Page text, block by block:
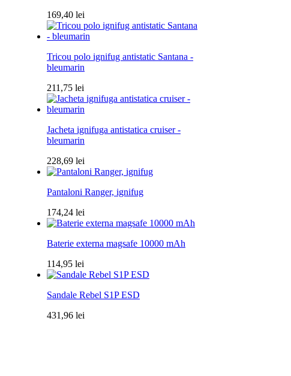
169,40 lei
Tricou polo ignifug antistatic Santana -
bleumarin
211,75 lei
Jacheta ignifuga antistatica cruiser -
bleumarin
228,69 lei
Pantaloni Ranger, ignifug
174,24 lei
Baterie externa magsafe 10000 mAh
114,95 lei
Sandale Rebel S1P ESD
431,96 lei